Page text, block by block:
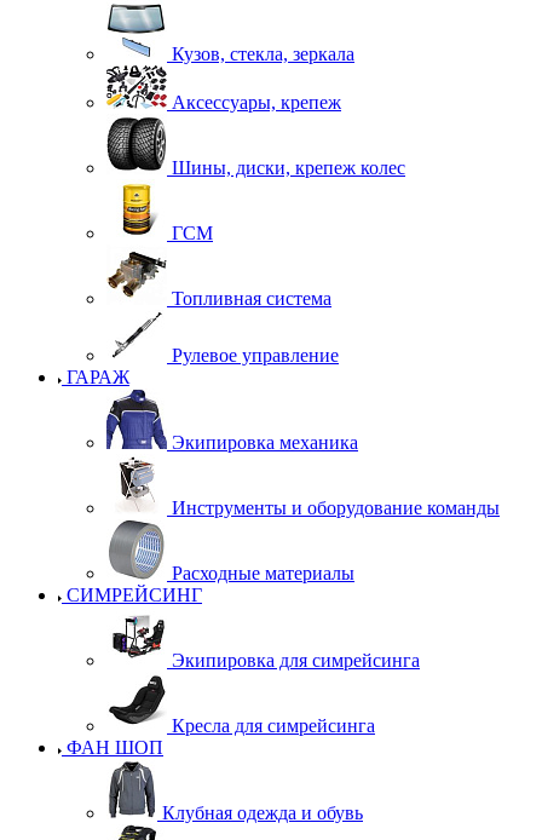
Кузов, стекла, зеркала
Аксессуары, крепеж
Шины, диски, крепеж колес
ГСМ
Топливная система
Рулевое управление
ГАРАЖ
Экипировка механика
Инструменты и оборудование команды
Расходные материалы
СИМРЕЙСИНГ
Экипировка для симрейсинга
Кресла для симрейсинга
ФАН ШОП
Клубная одежда и обувь